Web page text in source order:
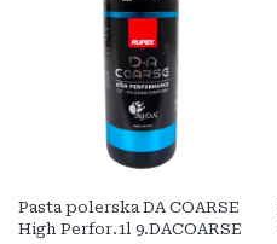
Pasta polerska DA COARSE
High Perfor.1l 9.DACOARSE